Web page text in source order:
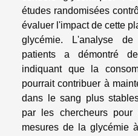
études randomisées
évaluer l'impact de cette
glycémie. L'analyse
patients a démontré
indiquant que la
pourrait contribuer à
dans le sang plus
par les chercheurs
mesures de la glycémie